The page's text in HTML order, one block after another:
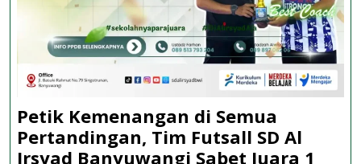
Petik Kemenangan di Semua
Pertandingan, Tim Futsall SD Al
Irsyad Banyuwangi Sabet Juara 1